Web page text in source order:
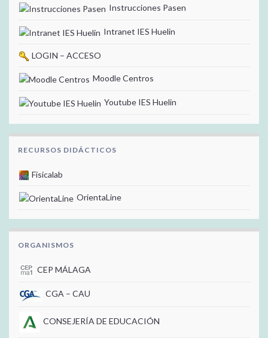
Instrucciones Pasen
Intranet IES Huelin
LOGIN – ACCESO
Moodle Centros
Youtube IES Huelin
RECURSOS DIDÁCTICOS
Fisicalab
OrientaLine
ORGANISMOS
CEP MÁLAGA
CGA – CAU
CONSEJERÍA DE EDUCACIÓN